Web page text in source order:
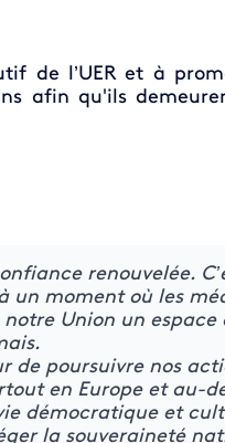
de l’UER et à
afin qu'ils
renouvelée.
moment où les
Union un espace
de poursuivre nos
en Europe et au-
démocratique et
la souveraineté